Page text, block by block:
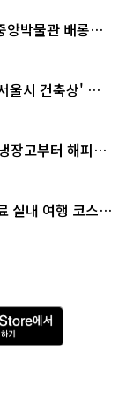
앙박물관 배롱나
울시 건축상' 수
장고부터 해피소
실내 여행 코스